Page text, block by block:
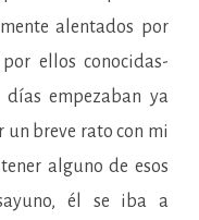
alentados por
ellos conocidas-
empezaban ya
breve rato con mi
alguno de esos
él se iba a